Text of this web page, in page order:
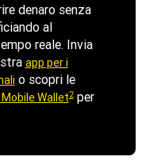
denaro senza
al
reale. Invia
app per i
o scopri le
Wallet2per